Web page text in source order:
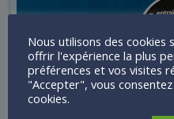
Nous utilisons des
offrir l'expérience la plus
préférences et vos visites
"Accepter", vous
cookies.